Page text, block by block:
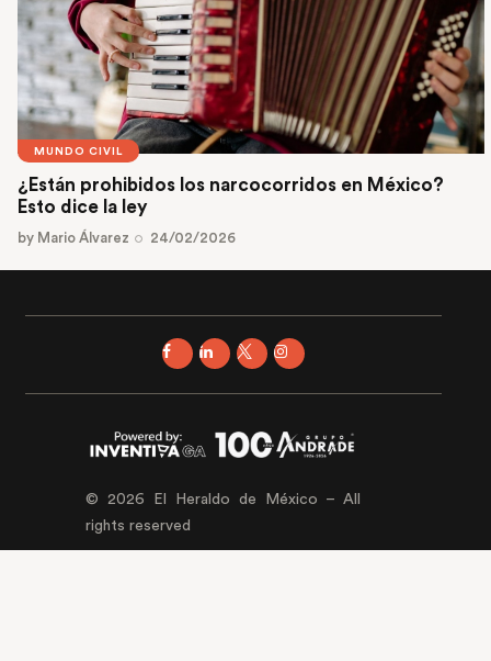
MUNDO CIVIL
¿Están prohibidos los narcocorridos en México?
Esto dice la ley
by Mario Álvarez 24/02/2026
© 2026 El Heraldo de México – All
rights reserved